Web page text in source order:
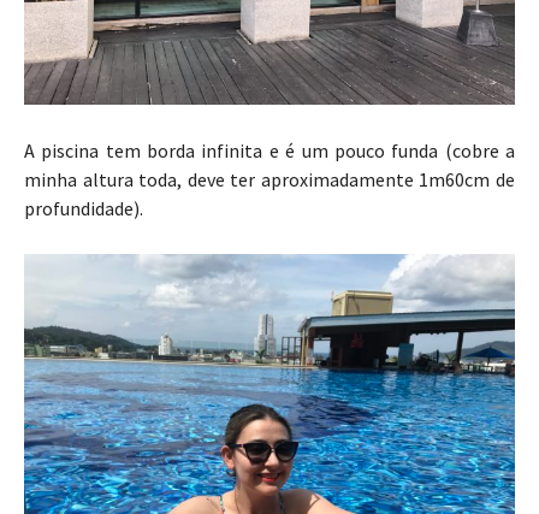
A piscina tem borda infinita e é um pouco funda (cobre a
minha altura toda, deve ter aproximadamente 1m60cm de
profundidade).